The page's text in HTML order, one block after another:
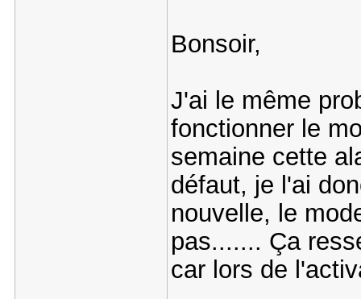
Bonsoir,
J'ai le même
fonctionner le
semaine cette
défaut, je l'ai
nouvelle, le
pas....... Ça
car lors de